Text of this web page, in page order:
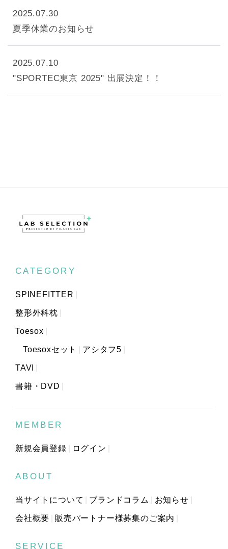
2025.07.30
夏季休業のお知らせ
2025.07.10
"SPORTEC東京 2025" 出展決定！！
CATEGORY
SPINEFITTER
整形外科枕
Toesox
Toesoxセット アシタフ5
TAVI
書籍・DVD
MEMBER
新規会員登録 ログイン
ABOUT
当サイトについて ブランドコラム お知らせ
会社概要 販売パートナー様募集のご案内
SERVICE